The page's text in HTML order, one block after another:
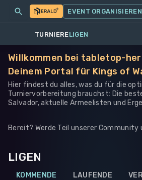
SPIEL·WARHAMMER 40K
MEINE EVENTS MEHR
EVENT ORGANISIEREN
TURNIERELIGEN
Willkommen bei tabletop-
Deinem Portal für Kings of
Hier findest du alles, was du für die
Turniervorbereitung brauchst: Die
Salvador, aktuelle Armeelisten und
Bereit? Werde Teil unserer Community
LIGEN
KOMMENDE LAUFENDE